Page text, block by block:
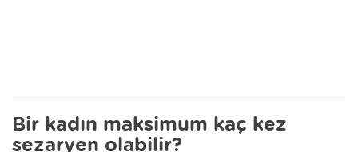
Bir kadın maksimum kaç kez
sezaryen olabilir?